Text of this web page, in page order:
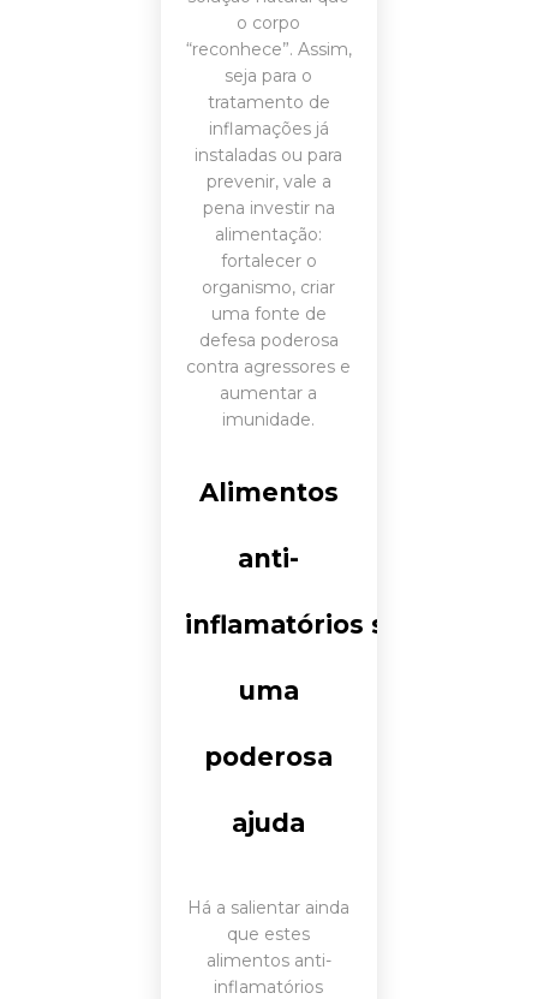
o corpo
“reconhece”. Assim,
seja para o
tratamento de
inflamações já
instaladas ou para
prevenir, vale a
pena investir na
alimentação:
fortalecer o
organismo, criar
uma fonte de
defesa poderosa
contra agressores e
aumentar a
imunidade.
Alimentos
anti-
inflamatórios são
uma
poderosa
ajuda
Há a salientar ainda
que estes
alimentos anti-
inflamatórios